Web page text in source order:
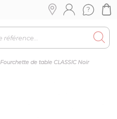
Fourchette de table CLASSIC Noir